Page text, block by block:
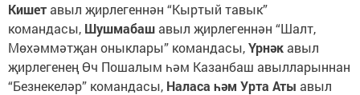
Кишетавыл җирлегеннән “Кыртый тавык”
командасы, Шушмабашавыл җирлегеннән “Шалт,
Мөхәммәтҗан оныклары” командасы,Үрнәкавыл
җирлегенең Өч Пошалым һәм Казанбаш авылларыннан
“Безнекеләр” командасы, Наласа һәм Урта Аты авыл